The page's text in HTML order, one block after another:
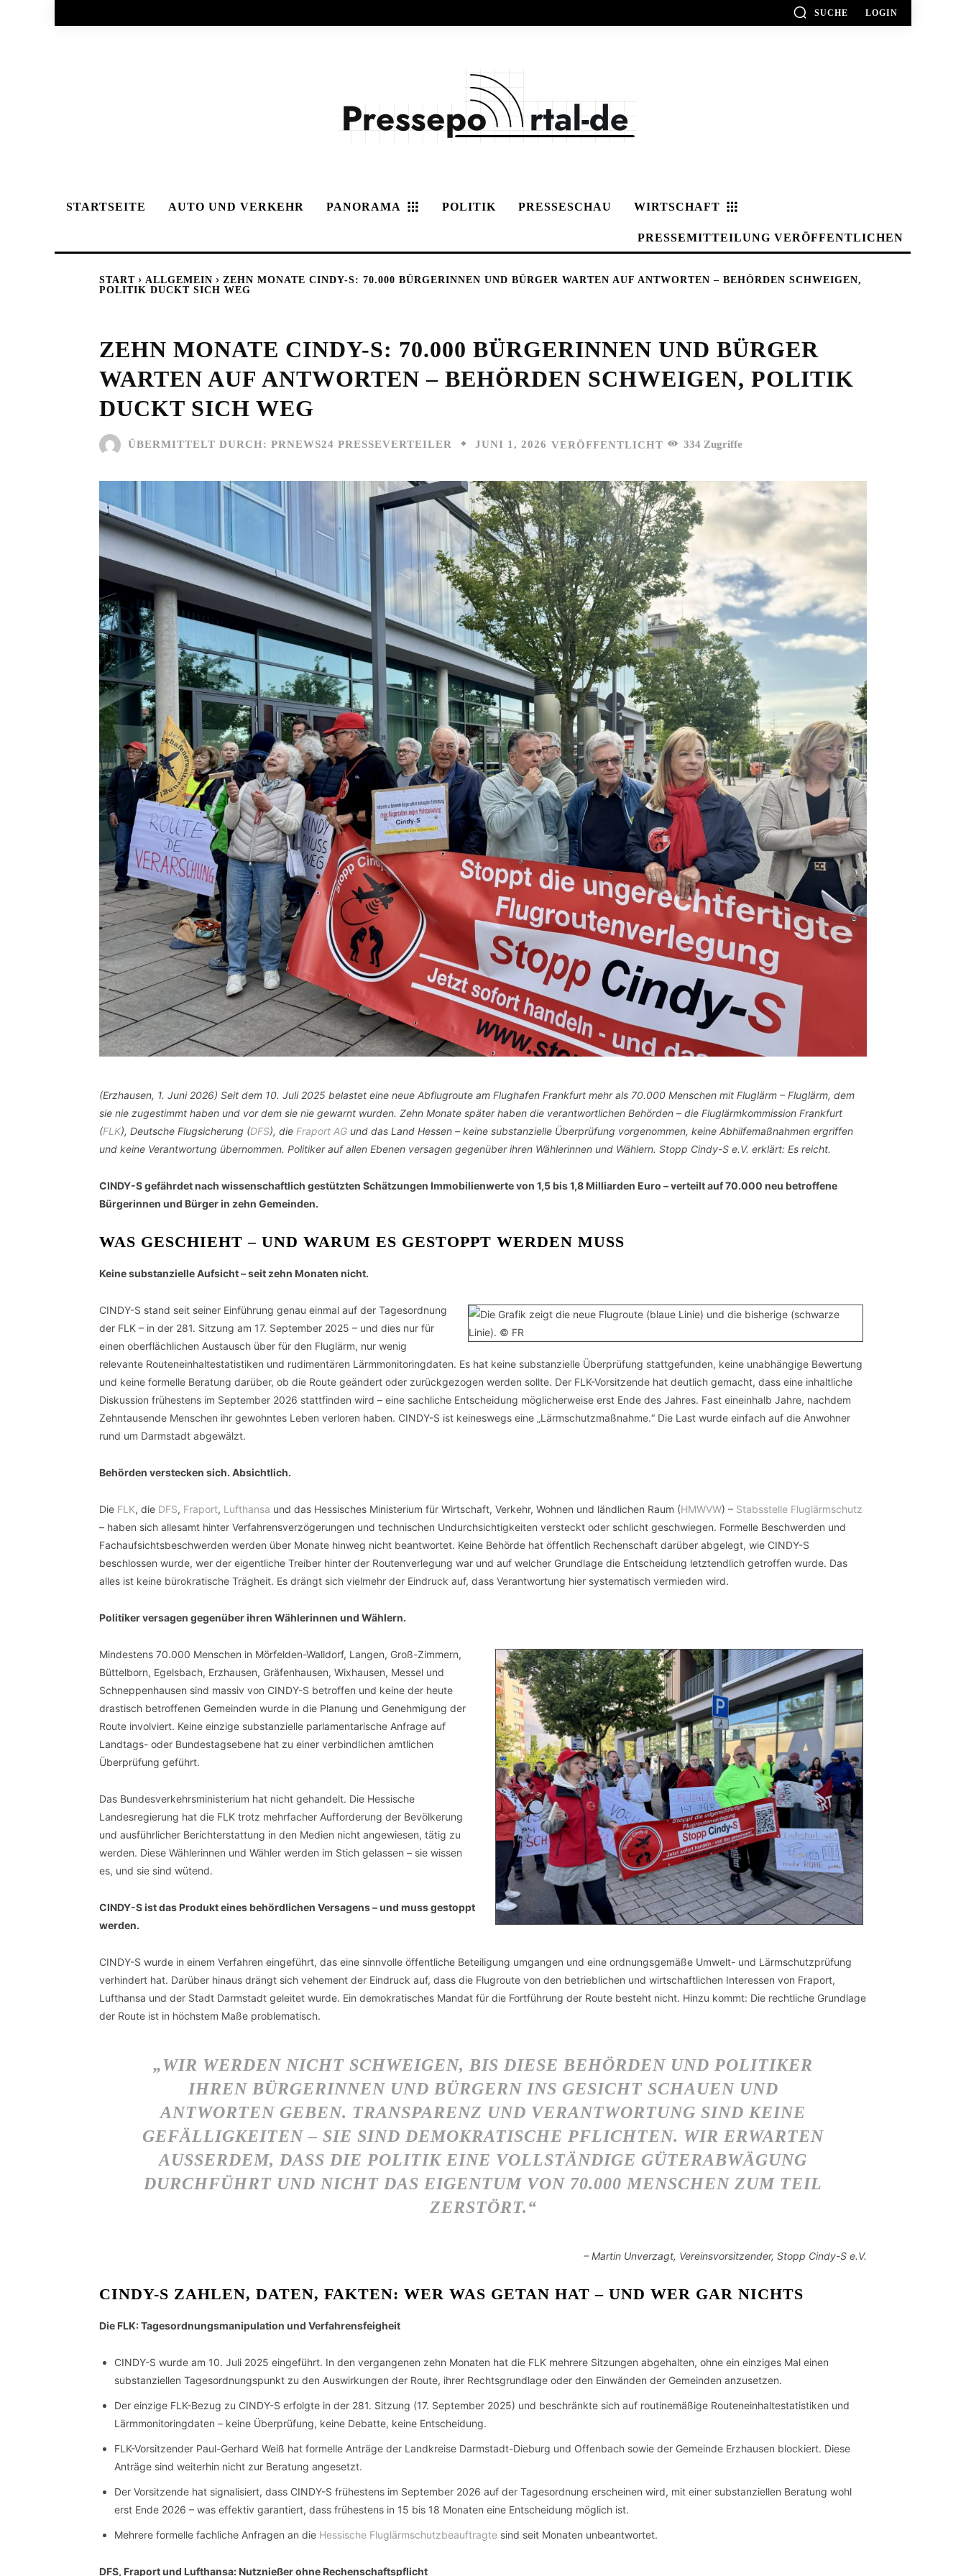
SUCHE LOGIN
STARTSEITE AUTO UND VERKEHR PANORAMA POLITIK PRESSESCHAU WIRTSCHAFT
PRESSEMITTEILUNG VERÖFFENTLICHEN
START ALLGEMEIN
ZEHN MONATE CINDY-S: 70.000 BÜRGERINNEN UND BÜRGER WARTEN AUF ANTWORTEN – BEHÖRDEN SCHWEIGEN,
POLITIK DUCKT SICH WEG
ZEHN MONATE CINDY-S: 70.000 BÜRGERINNEN UND BÜRGER
WARTEN AUF ANTWORTEN – BEHÖRDEN SCHWEIGEN, POLITIK
DUCKT SICH WEG
ÜBERMITTELT DURCH: PRNEWS24 PRESSEVERTEILER JUNI 1, 2026 VERÖFFENTLICHT 334 Zugriffe
(Erzhausen, 1. Juni 2026) Seit dem 10. Juli 2025 belastet eine neue Abflugroute am Flughafen Frankfurt mehr als 70.000 Menschen mit Fluglärm – Fluglärm, dem
sie nie zugestimmt haben und vor dem sie nie gewarnt wurden. Zehn Monate später haben die verantwortlichen Behörden – die Fluglärmkommission Frankfurt
(FLK), Deutsche Flugsicherung (DFS), die Fraport AG und das Land Hessen – keine substanzielle Überprüfung vorgenommen, keine Abhilfemaßnahmen ergriffen
und keine Verantwortung übernommen. Politiker auf allen Ebenen versagen gegenüber ihren Wählerinnen und Wählern. Stopp Cindy-S e.V. erklärt: Es reicht.
CINDY-S gefährdet nach wissenschaftlich gestützten Schätzungen Immobilienwerte von 1,5 bis 1,8 Milliarden Euro – verteilt auf 70.000 neu betroffene
Bürgerinnen und Bürger in zehn Gemeinden.
WAS GESCHIEHT – UND WARUM ES GESTOPPT WERDEN MUSS
Keine substanzielle Aufsicht – seit zehn Monaten nicht.
CINDY-S stand seit seiner Einführung genau einmal auf der Tagesordnung
der FLK – in der 281. Sitzung am 17. September 2025 – und dies nur für
einen oberflächlichen Austausch über für den Fluglärm, nur wenig
relevante Routeneinhaltestatistiken und rudimentären Lärmmonitoringdaten. Es hat keine substanzielle Überprüfung stattgefunden, keine unabhängige Bewertung
und keine formelle Beratung darüber, ob die Route geändert oder zurückgezogen werden sollte. Der FLK-Vorsitzende hat deutlich gemacht, dass eine inhaltliche
Diskussion frühestens im September 2026 stattfinden wird – eine sachliche Entscheidung möglicherweise erst Ende des Jahres. Fast eineinhalb Jahre, nachdem
Zehntausende Menschen ihr gewohntes Leben verloren haben. CINDY-S ist keineswegs eine „Lärmschutzmaßnahme.“ Die Last wurde einfach auf die Anwohner
rund um Darmstadt abgewälzt.
Behörden verstecken sich. Absichtlich.
Die FLK, die DFS, Fraport, Lufthansa und das Hessisches Ministerium für Wirtschaft, Verkehr, Wohnen und ländlichen Raum (HMWVW) – Stabsstelle Fluglärmschutz
– haben sich allesamt hinter Verfahrensverzögerungen und technischen Undurchsichtigkeiten versteckt oder schlicht geschwiegen. Formelle Beschwerden und
Fachaufsichtsbeschwerden werden über Monate hinweg nicht beantwortet. Keine Behörde hat öffentlich Rechenschaft darüber abgelegt, wie CINDY-S
beschlossen wurde, wer der eigentliche Treiber hinter der Routenverlegung war und auf welcher Grundlage die Entscheidung letztendlich getroffen wurde. Das
alles ist keine bürokratische Trägheit. Es drängt sich vielmehr der Eindruck auf, dass Verantwortung hier systematisch vermieden wird.
Politiker versagen gegenüber ihren Wählerinnen und Wählern.
Mindestens 70.000 Menschen in Mörfelden-Walldorf, Langen, Groß-Zimmern,
Büttelborn, Egelsbach, Erzhausen, Gräfenhausen, Wixhausen, Messel und
Schneppenhausen sind massiv von CINDY-S betroffen und keine der heute
drastisch betroffenen Gemeinden wurde in die Planung und Genehmigung der
Route involviert. Keine einzige substanzielle parlamentarische Anfrage auf
Landtags- oder Bundestagsebene hat zu einer verbindlichen amtlichen
Überprüfung geführt.
Das Bundesverkehrsministerium hat nicht gehandelt. Die Hessische
Landesregierung hat die FLK trotz mehrfacher Aufforderung der Bevölkerung
und ausführlicher Berichterstattung in den Medien nicht angewiesen, tätig zu
werden. Diese Wählerinnen und Wähler werden im Stich gelassen – sie wissen
es, und sie sind wütend.
CINDY-S ist das Produkt eines behördlichen Versagens – und muss gestoppt
werden.
CINDY-S wurde in einem Verfahren eingeführt, das eine sinnvolle öffentliche Beteiligung umgangen und eine ordnungsgemäße Umwelt- und Lärmschutzprüfung
verhindert hat. Darüber hinaus drängt sich vehement der Eindruck auf, dass die Flugroute von den betrieblichen und wirtschaftlichen Interessen von Fraport,
Lufthansa und der Stadt Darmstadt geleitet wurde. Ein demokratisches Mandat für die Fortführung der Route besteht nicht. Hinzu kommt: Die rechtliche Grundlage
der Route ist in höchstem Maße problematisch.
„WIR WERDEN NICHT SCHWEIGEN, BIS DIESE BEHÖRDEN UND POLITIKER
IHREN BÜRGERINNEN UND BÜRGERN INS GESICHT SCHAUEN UND
ANTWORTEN GEBEN. TRANSPARENZ UND VERANTWORTUNG SIND KEINE
GEFÄLLIGKEITEN – SIE SIND DEMOKRATISCHE PFLICHTEN. WIR ERWARTEN
AUSSERDEM, DASS DIE POLITIK EINE VOLLSTÄNDIGE GÜTERABWÄGUNG D
URCHFÜHRT UND NICHT DAS EIGENTUM VON 70.000 MENSCHEN ZUM TEIL Z
ERSTÖRT.“
– Martin Unverzagt, Vereinsvorsitzender, Stopp Cindy-S e.V.
CINDY-S ZAHLEN, DATEN, FAKTEN: WER WAS GETAN HAT – UND WER GAR NICHTS
Die FLK: Tagesordnungsmanipulation und Verfahrensfeigheit
CINDY-S wurde am 10. Juli 2025 eingeführt. In den vergangenen zehn Monaten hat die FLK mehrere Sitzungen abgehalten, ohne ein einziges Mal einen
substanziellen Tagesordnungspunkt zu den Auswirkungen der Route, ihrer Rechtsgrundlage oder den Einwänden der Gemeinden anzusetzen.
Der einzige FLK-Bezug zu CINDY-S erfolgte in der 281. Sitzung (17. September 2025) und beschränkte sich auf routinemäßige Routeneinhaltestatistiken und
Lärmmonitoringdaten – keine Überprüfung, keine Debatte, keine Entscheidung.
FLK-Vorsitzender Paul-Gerhard Weiß hat formelle Anträge der Landkreise Darmstadt-Dieburg und Offenbach sowie der Gemeinde Erzhausen blockiert. Diese
Anträge sind weiterhin nicht zur Beratung angesetzt.
Der Vorsitzende hat signalisiert, dass CINDY-S frühestens im September 2026 auf der Tagesordnung erscheinen wird, mit einer substanziellen Beratung wohl
erst Ende 2026 – was effektiv garantiert, dass frühestens in 15 bis 18 Monaten eine Entscheidung möglich ist.
Mehrere formelle fachliche Anfragen an die Hessische Fluglärmschutzbeauftragte sind seit Monaten unbeantwortet.
DFS, Fraport und Lufthansa: Nutznießer ohne Rechenschaftspflicht